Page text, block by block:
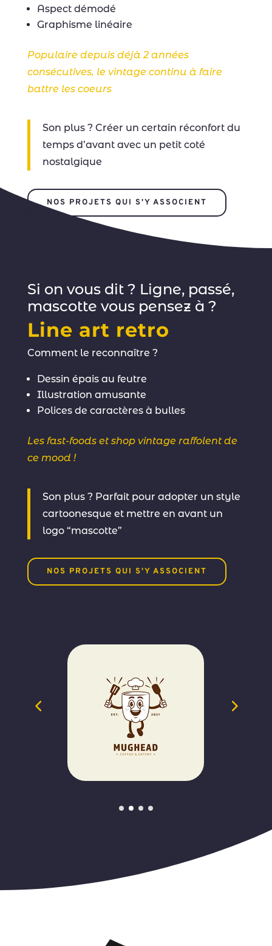
Aspect démodé
Graphisme linéaire
Populaire depuis déjà 2 années
consécutives, le vintage continu à faire
battre les coeurs
Son plus ? Créer un certain réconfort du
temps d’avant avec un petit coté
nostalgique
NOS PROJETS QUI S'Y ASSOCIENT
Si on vous dit ? Ligne, passé,
mascotte vous pensez à ?
Line art retro
Comment le reconnaître ?
Dessin épais au feutre
Illustration amusante
Polices de caractères à bulles
Les fast-foods et shop vintage raffolent de
ce mood !
Son plus ? Parfait pour adopter un style
cartoonesque et mettre en avant un
logo “mascotte”
NOS PROJETS QUI S'Y ASSOCIENT